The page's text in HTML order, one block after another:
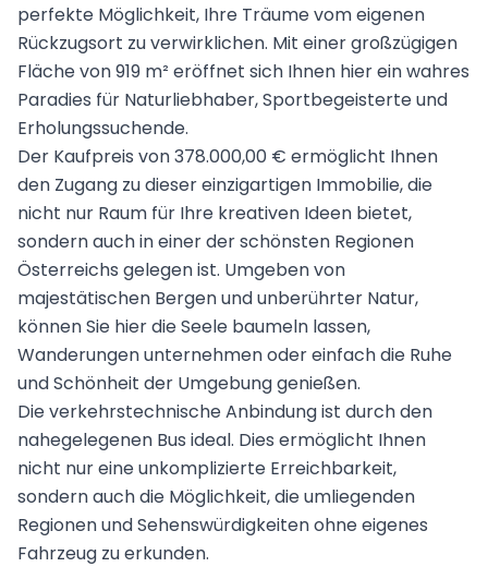
perfekte Möglichkeit, Ihre Träume vom eigenen
Rückzugsort zu verwirklichen. Mit einer großzügigen
Fläche von 919 m² eröffnet sich Ihnen hier ein wahres
Paradies für Naturliebhaber, Sportbegeisterte und
Erholungssuchende.
Der Kaufpreis von 378.000,00 € ermöglicht Ihnen
den Zugang zu dieser einzigartigen Immobilie, die
nicht nur Raum für Ihre kreativen Ideen bietet,
sondern auch in einer der schönsten Regionen
Österreichs gelegen ist. Umgeben von
majestätischen Bergen und unberührter Natur,
können Sie hier die Seele baumeln lassen,
Wanderungen unternehmen oder einfach die Ruhe
und Schönheit der Umgebung genießen.
Die verkehrstechnische Anbindung ist durch den
nahegelegenen Bus ideal. Dies ermöglicht Ihnen
nicht nur eine unkomplizierte Erreichbarkeit,
sondern auch die Möglichkeit, die umliegenden
Regionen und Sehenswürdigkeiten ohne eigenes
Fahrzeug zu erkunden.